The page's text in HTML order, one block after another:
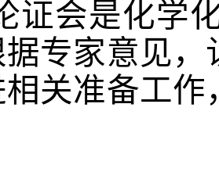
证会是化学
专家意见
关准备工